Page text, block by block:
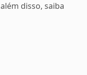
disso, saiba